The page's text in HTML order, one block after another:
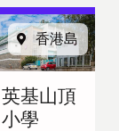
香港島
英基山頂
小學